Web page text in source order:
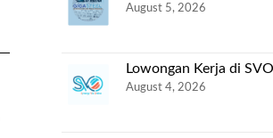
August 5, 2026
Lowongan Kerja di
August 4, 2026